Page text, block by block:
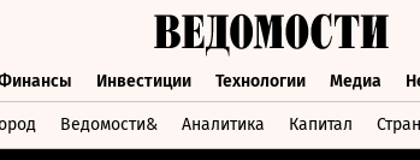
Инвестиции Технологии Медиа
Ведомости& Аналитика Капитал